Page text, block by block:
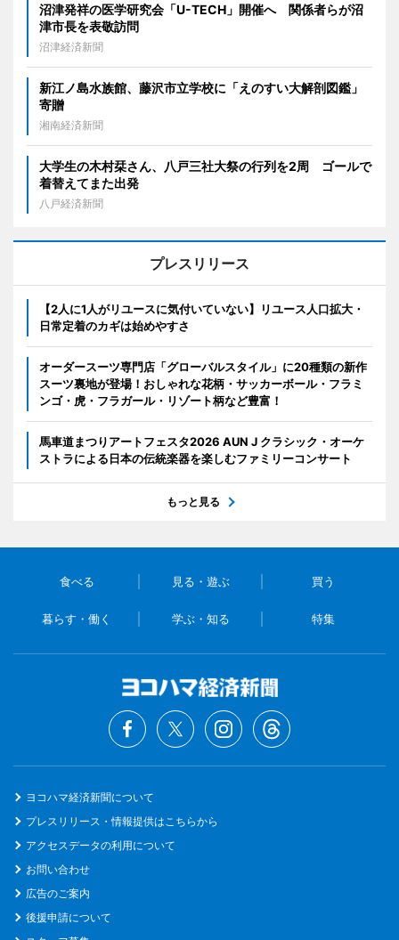
沼津発祥の医学研究会「U-TECH」開催へ 関係者らが沼
津市長を表敬訪問
沼津経済新聞
新江ノ島水族館、藤沢市立学校に「えのすい大解剖図鑑」
寄贈
湘南経済新聞
大学生の木村栞さん、八戸三社大祭の行列を2周 ゴールで
着替えてまた出発
八戸経済新聞
プレスリリース
【2人に1人がリユースに気付いていない】リユース人口拡大・
日常定着のカギは始めやすさ
オーダースーツ専門店「グローバルスタイル」に20種類の新作
スーツ裏地が登場！おしゃれな花柄・サッカーボール・フラミ
ンゴ・虎・フラガール・リゾート柄など豊富！
馬車道まつりアートフェスタ2026 AUN J クラシック・オーケ
ストラによる日本の伝統楽器を楽しむファミリーコンサート
もっと見る
食べる 見る・遊ぶ 買う
暮らす・働く 学ぶ・知る 特集
ヨコハマ経済新聞について
プレスリリース・情報提供はこちらから
アクセスデータの利用について
お問い合わせ
広告のご案内
後援申請について